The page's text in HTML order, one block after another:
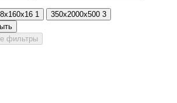
1 350х2000х500 3
фильтры